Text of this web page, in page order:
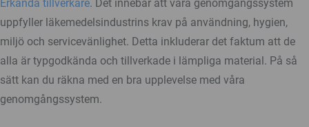
Erkända tillverkare. Det innebär att våra genomgångssystem
uppfyller läkemedelsindustrins krav på användning, hygien,
miljö och servicevänlighet. Detta inkluderar det faktum att de
alla är typgodkända och tillverkade i lämpliga material. På så
sätt kan du räkna med en bra upplevelse med våra
genomgångssystem.